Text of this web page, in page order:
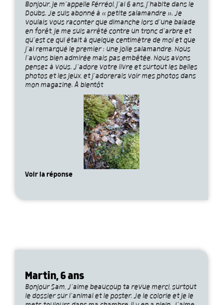
Bonjour, je m’appelle Férréol, j’ai 6 ans, j’habite dans le
Doubs. Je suis abonné à « petite salamandre ». Je
voulais vous raconter que dimanche lors d’une balade
en forêt, je me suis arrêté contre un tronc d’arbre et
qu’est ce qui était à quelque centimètre de moi et que
j’ai remarqué le premier : une jolie salamandre. Nous
l’avons bien admirée mais pas embêtée. Nous avons
pensez à vous. J’adore votre livre et surtout les belles
photos et les jeux, et j’adorerais voir mes photos dans
mon magazine. À bientôt
Voir la réponse
Martin, 6 ans
Bonjour Sam, J’aime beaucoup ta revue merci, surtout
le dossier sur l’animal et le poster. Je le colorie et je le